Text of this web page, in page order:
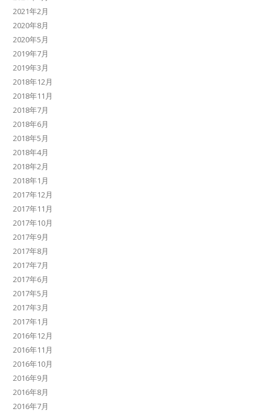
2021年2月
2020年8月
2020年5月
2019年7月
2019年3月
2018年12月
2018年11月
2018年7月
2018年6月
2018年5月
2018年4月
2018年2月
2018年1月
2017年12月
2017年11月
2017年10月
2017年9月
2017年8月
2017年7月
2017年6月
2017年5月
2017年3月
2017年1月
2016年12月
2016年11月
2016年10月
2016年9月
2016年8月
2016年7月